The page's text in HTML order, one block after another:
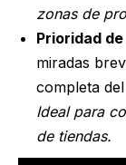
zonas de
Prioridad
miradas
completa
Ideal para
de tiendas.